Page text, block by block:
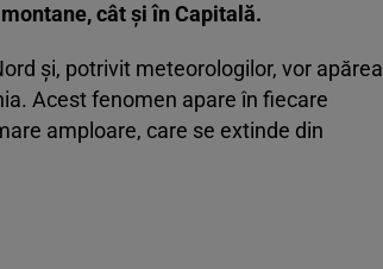
cât și în Capitală.
și, potrivit meteorologilor, vor apărea
Acest fenomen apare în fiecare
amploare, care se extinde din